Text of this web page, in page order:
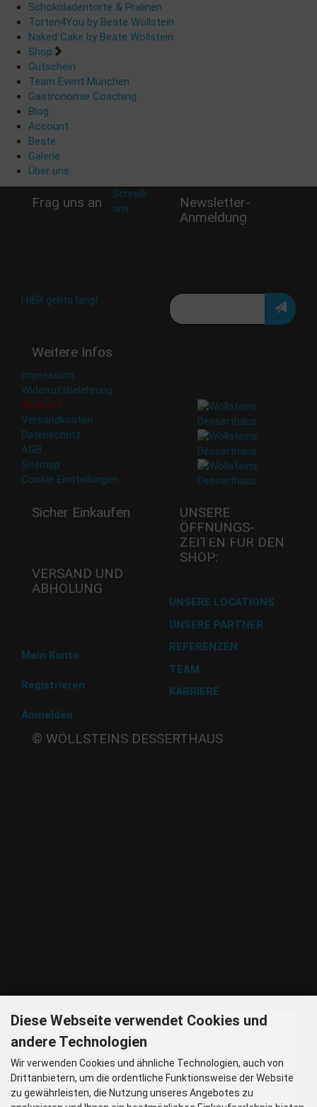
Schokoladentorte & Pralinen
Torten4You by Beate Wöllstein
Naked Cake by Beate Wöllstein
Shop
Gutschein
Team Event München
Gastronomie Coaching
Blog
Account
Beate
Galerie
Über uns
Frag uns an
Schreib
uns
HIER gehts lang!
Weitere Infos
Impressum
Widerrufsbelehrung
Widerruf
Versandkosten
Datenschutz
AGB
Sitemap
Cookie Einstellungen
Newsletter-
Anmeldung
Verpasse keine Rabatt-
Sicher Einkaufen
VERSAND UND
ABHOLUNG
Versand mit DHL
Mein Konto
Registrieren
Anmelden
UNSERE
ÖFFNUNGS­
ZEITEN FÜR DEN
SHOP:
Mi - 11:00-17:00 Uhr
Do -11:00-17:00 Uhr
Fr - 11:00-17:00 Uhr
UNSERE LOCATIONS
UNSERE PARTNER
REFERENZEN
TEAM
KARRIERE
© WÖLLSTEINS DESSERTHAUS
GOOGLE MAPS
Diese Webseite verwendet Cookies und
andere Technologien
Wir verwenden Cookies und ähnliche Technologien, auch von
Drittanbietern, um die ordentliche Funktionsweise der Website
zu gewährleisten, die Nutzung unseres Angebotes zu